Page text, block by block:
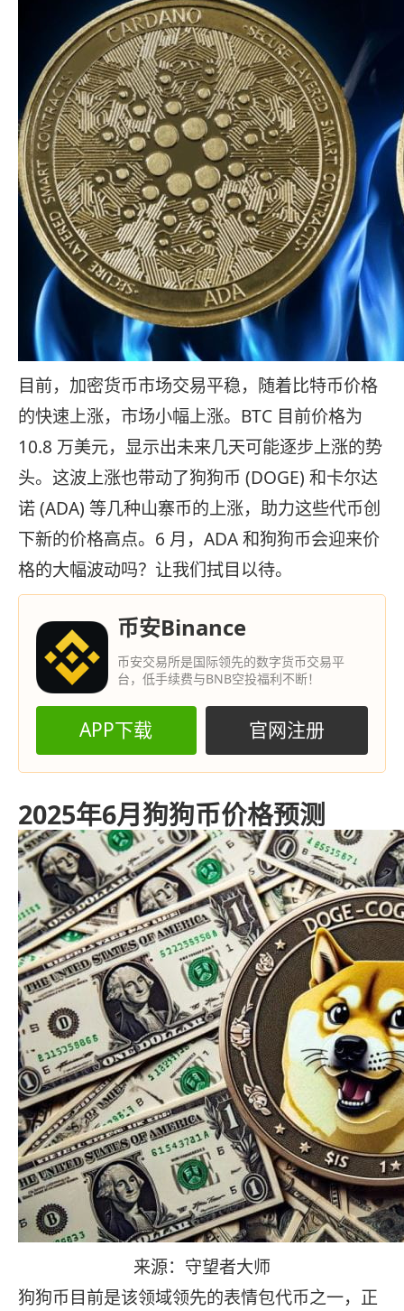
目前，加密货币市场交易平稳，随着比特币价格
的快速上涨，市场小幅上涨。BTC 目前价格为
10.8 万美元，显示出未来几天可能逐步上涨的势
头。这波上涨也带动了狗狗币 (DOGE) 和卡尔达
诺 (ADA) 等几种山寨币的上涨，助力这些代币创
下新的价格高点。6 月，ADA 和狗狗币会迎来价
格的大幅波动吗？让我们拭目以待。
币安Binance
币安交易所是国际领先的数字货币交易平
台，低手续费与BNB空投福利不断！
APP下载 官网注册
2025年6月狗狗币价格预测
来源：守望者大师
狗狗币目前是该领域领先的表情包代币之一，正